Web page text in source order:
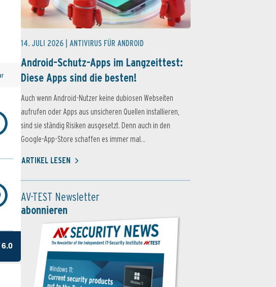
6.0
14. JULI 2026 | ANTIVIRUS FÜR ANDROID
Android-Schutz-Apps im Langzeittest:
Diese Apps sind die besten!
Auch wenn Android-Nutzer keine dubiosen Webseiten
aufrufen oder Apps aus unsicheren Quellen installieren,
sind sie ständig Risiken ausgesetzt. Denn auch in den
Google-App-Store schaffen es immer mal...
ARTIKEL LESEN
AV-TEST Newsletter
abonnieren